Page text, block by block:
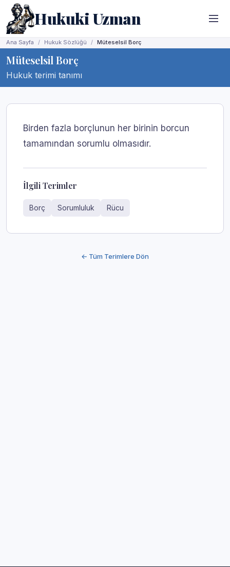
Hukuki Uzman
Ana Sayfa Hukuk Sözlüğü Müteselsil Borç
Müteselsil Borç
Hukuk terimi tanımı
Birden fazla borçlunun her birinin borcun
tamamından sorumlu olmasıdır.
İlgili Terimler
Borç Sorumluluk Rücu
← Tüm Terimlere Dön